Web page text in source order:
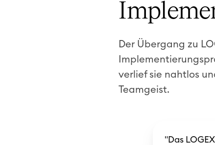
Der Übergang zu
verlief sie nahtlos
Teamgeist.
"Das